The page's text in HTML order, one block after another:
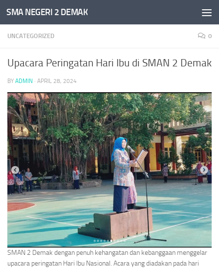
Skip to content
SMA NEGERI 2 DEMAK
UNCATEGORIZED 0
Upacara Peringatan Hari Ibu di SMAN 2 Demak
BY ADMIN · APRIL 28, 2024
SMAN 2 Demak dengan penuh kehangatan dan kebanggaan menggelar
upacara peringatan Hari Ibu Nasional. Acara yang diadakan pada hari